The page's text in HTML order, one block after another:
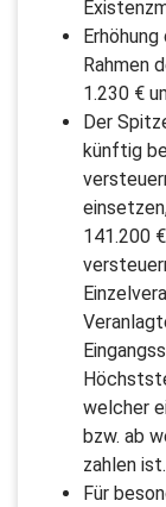
Rahmen
1.230 €
Der
künftig
141.200
welcher
bzw. ab
zahlen ist.
Für